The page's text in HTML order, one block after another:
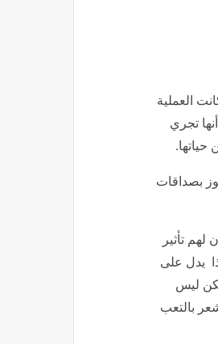
العملية
تجري
حياتها.
بصداقات
تأثير
يدل على
ليس
بالتعب